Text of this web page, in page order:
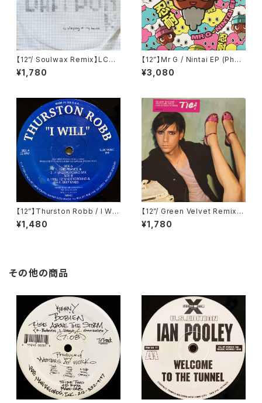
【12”/ Soulwax Remix】LCD
Soundsystem / Daft Punk I
s Playing At My House (DF
¥1,780
【12”】Mr G / Nintai EP (Phoe
nix G.) (PG077)
¥3,080
【12”】Thurston Robb / I Will
(Acacia Records) (AR021)
¥1,480
【12”/ Green Velvet Remix】
Tiga / Shoes (Different) (D
IFB 1216T)
¥1,780
その他の商品